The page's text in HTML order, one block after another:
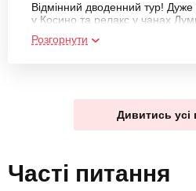
Відмінний дводенний тур!
у Косино та релакс у чанах
на вищому рівні, а гід Любомир
Господиня Вікторія
Розгорнути
Дивитись усі
Часті питання